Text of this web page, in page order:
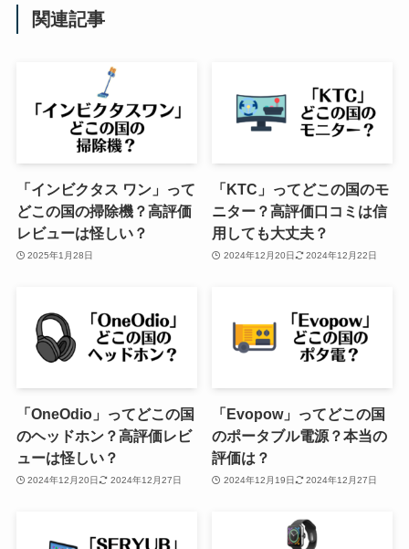
関連記事
「インビクタス ワン」って
どこの国の掃除機？高評価
レビューは怪しい？
2025年1月28日
「KTC」ってどこの国のモ
ニター？高評価口コミは信
用しても大丈夫？
2024年12月20日 2024年12月22日
「OneOdio」ってどこの国
のヘッドホン？高評価レビ
ューは怪しい？
2024年12月20日 2024年12月27日
「Evopow」ってどこの国
のポータブル電源？本当の
評価は？
2024年12月19日 2024年12月27日